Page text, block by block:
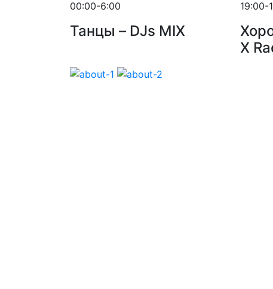
00:00-6:00
Танцы – DJs MIX
19:00-
X